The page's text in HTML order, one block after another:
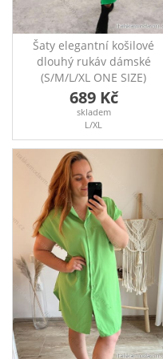
Šaty elegantní košilové
dlouhý rukáv dámské
(S/M/L/XL ONE SIZE)
ITALSKÁ MÓDA
IMM23M28074/DU
Košilové oversize
saténové šaty s dlouhým
rukávem Rozměry: přes
prsa 128cm, délka 110cm
689 Kč
skladem
L/XL